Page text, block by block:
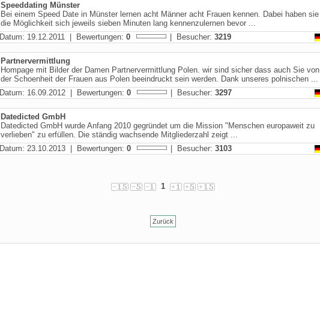
Speeddating Münster
Bei einem Speed Date in Münster lernen acht Männer acht Frauen kennen. Dabei haben sie
die Möglichkeit sich jeweils sieben Minuten lang kennenzulernen bevor ...
Datum: 19.12.2011 | Bewertungen: 0 | Besucher: 3219
Partnervermittlung
Hompage mit Bilder der Damen Partnervermittlung Polen. wir sind sicher dass auch Sie von
der Schoenheit der Frauen aus Polen beeindruckt sein werden. Dank unseres polnischen ...
Datum: 16.09.2012 | Bewertungen: 0 | Besucher: 3297
Datedicted GmbH
Datedicted GmbH wurde Anfang 2010 gegründet um die Mission "Menschen europaweit zu
verlieben" zu erfüllen. Die ständig wachsende Mitgliederzahl zeigt ...
Datum: 23.10.2013 | Bewertungen: 0 | Besucher: 3103
1
Zurück